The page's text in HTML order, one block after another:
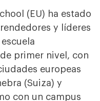
(EU) ha estado
y líderes
primer nivel, con
europeas
(Suiza) y
con un campus